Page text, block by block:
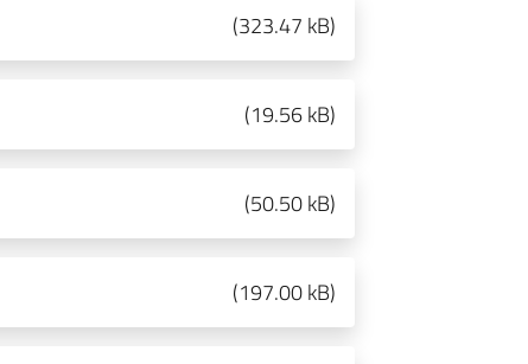
(323.47 kB)
(19.56 kB)
(50.50 kB)
(197.00 kB)